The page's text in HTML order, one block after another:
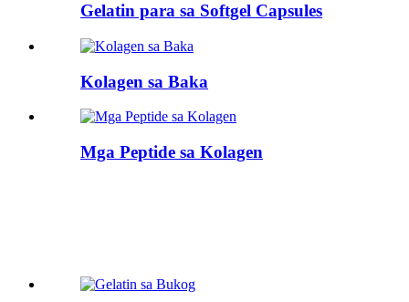
Gelatin para sa Softgel Capsules
Kolagen sa Baka
Mga Peptide sa Kolagen